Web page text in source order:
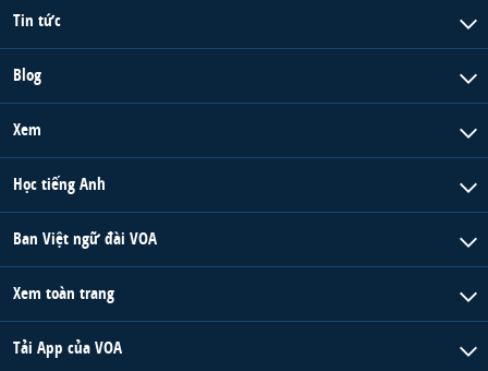
Tin tức
Blog
Xem
Học tiếng Anh
Ban Việt ngữ đài VOA
Xem toàn trang
Tải App của VOA